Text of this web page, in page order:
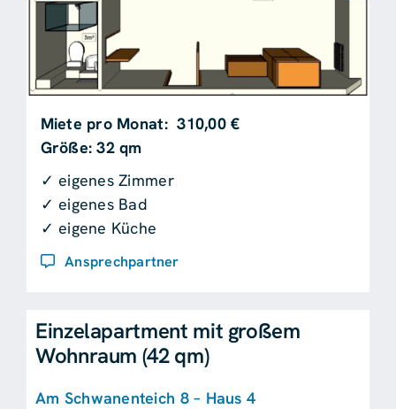
Miete pro Monat: 310,00 €
Größe: 32 qm
✓ eigenes Zimmer
✓ eigenes Bad
✓ eigene Küche
Ansprechpartner
Einzelapartment mit großem
Wohnraum (42 qm)
Am Schwanenteich 8 – Haus 4